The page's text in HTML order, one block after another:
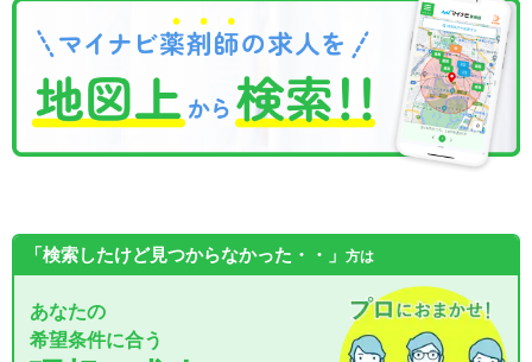
「検索したけど見つからなかった・・」 方は
あなたの
希望条件に合う